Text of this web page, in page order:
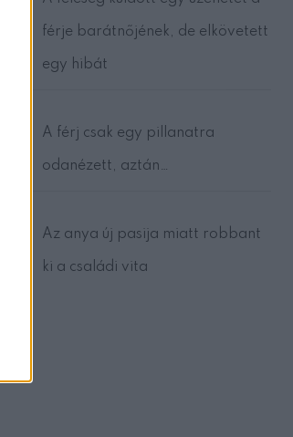
férje barátnőjének, de elkövetett
egy hibát
A férj csak egy pillanatra
odanézett, aztán…
Az anya új pasija miatt robbant
ki a családi vita